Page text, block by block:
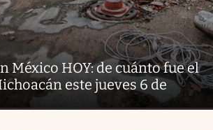
México HOY: de cuánto fue el
este jueves 6 de